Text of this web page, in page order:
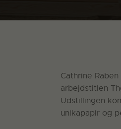
Cathrine
arbejdstitlen
Udstillingen
unikapapir og